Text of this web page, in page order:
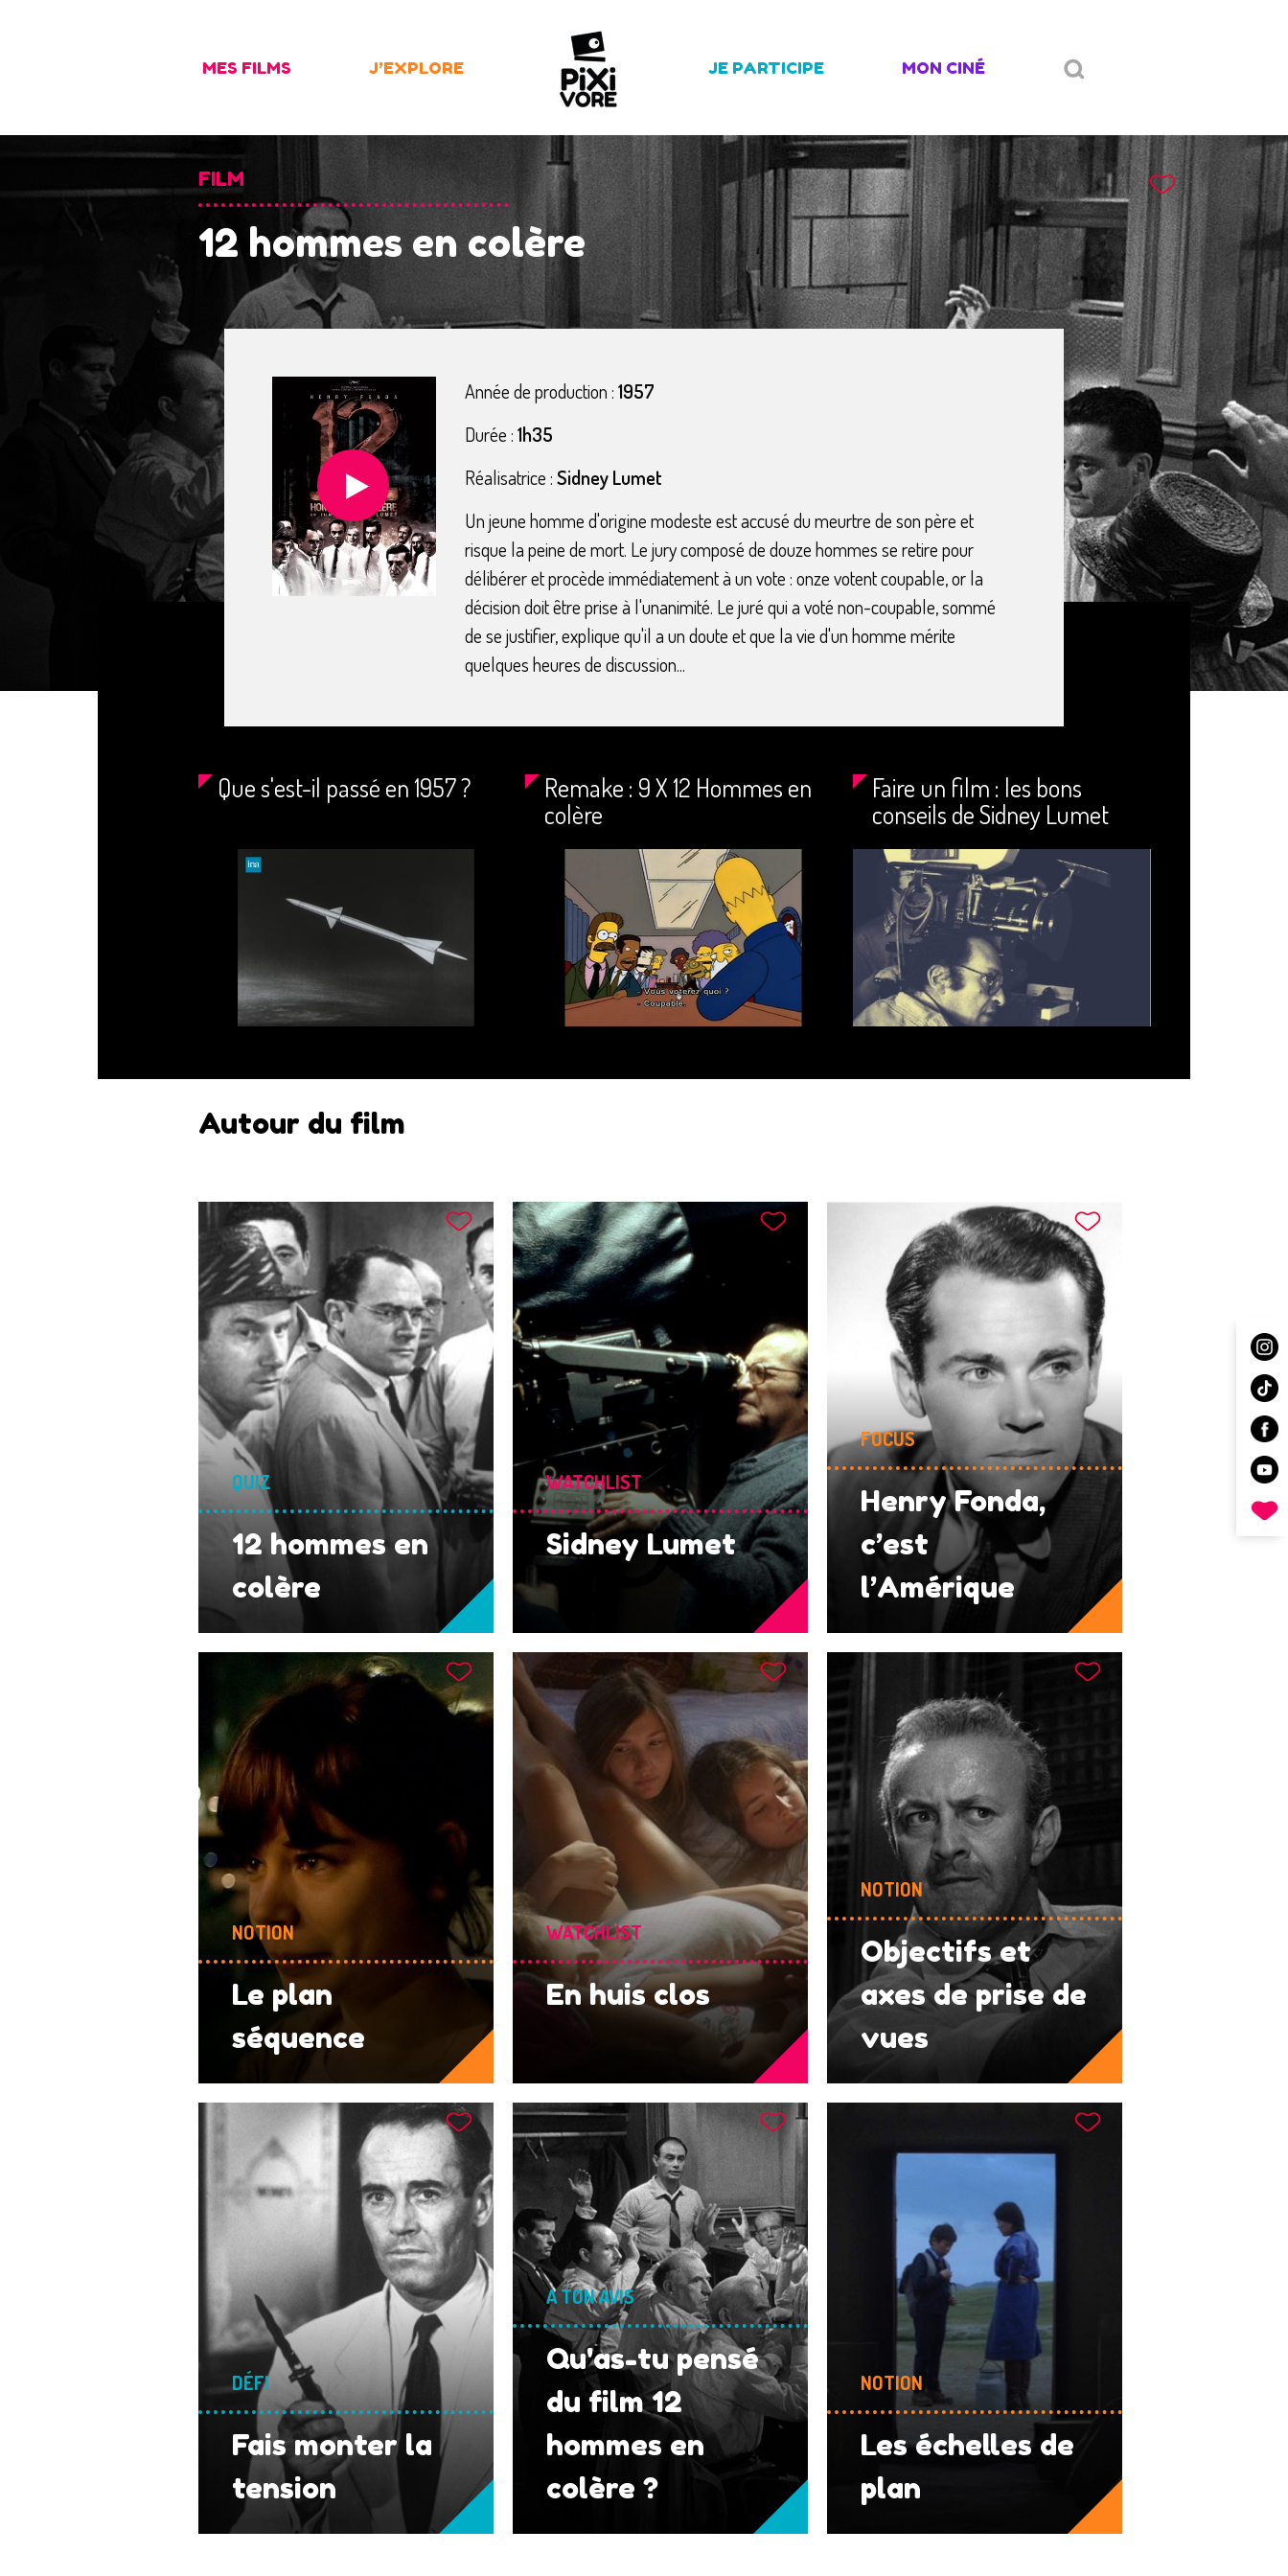
MES FILMS J’EXPLORE JE PARTICIPE MON CINÉ
FILM
12 hommes en colère
Année de production :1957
Durée :1h35
Réalisatrice :Sidney Lumet
Un jeune homme d'origine modeste est accusé du meurtre de son père et
risque la peine de mort. Le jury composé de douze hommes se retire pour
délibérer et procède immédiatement à un vote : onze votent coupable, or la
décision doit être prise à l'unanimité. Le juré qui a voté non-coupable, sommé
de se justifier, explique qu'il a un doute et que la vie d'un homme mérite
quelques heures de discussion...
Que s'est-il passé en 1957 ?
Remake : 9 X 12 Hommes en
colère
Faire un film : les bons
conseils de Sidney Lumet
Autour du film
QUIZ
12 hommes en
colère
WATCHLIST
Sidney Lumet
FOCUS
Henry Fonda,
c’est
l’Amérique
NOTION
Le plan
séquence
WATCHLIST
En huis clos
NOTION
Objectifs et
axes de prise de
vues
DÉFI
Fais monter la
tension
A TON AVIS
Qu'as-tu pensé
du film 12
hommes en
colère ?
NOTION
Les échelles de
plan